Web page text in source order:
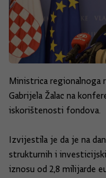
Ministrica regionalnoga
Gabrijela Žalac na
iskorištenosti fondova.
Izvijestila je da je na
strukturnih i
iznosu od 2,8 milijarde